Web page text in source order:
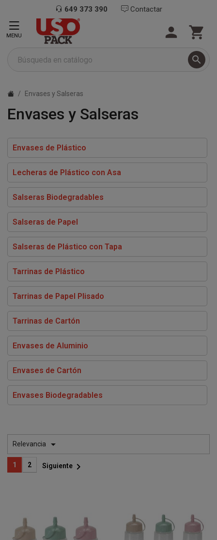
649 373 390 Contactar

 
MENU
Envases y Salseras
Envases y Salseras
Envases de Plástico
Lecheras de Plástico con Asa
Salseras Biodegradables
Salseras de Papel
Salseras de Plástico con Tapa
Tarrinas de Plástico
Tarrinas de Papel Plisado
Tarrinas de Cartón
Envases de Aluminio
Envases de Cartón
Envases Biodegradables
Relevancia 
1 2 Siguiente 